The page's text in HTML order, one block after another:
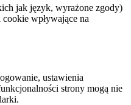
jak język, wyrażone zgody)
wpływające na
ustawienia
strony mogą nie